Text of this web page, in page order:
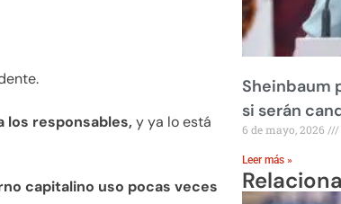
responsables, y ya lo está
capitalino uso pocas veces
Sheinbaum
si serán
6 de mayo, 2026
Leer más »